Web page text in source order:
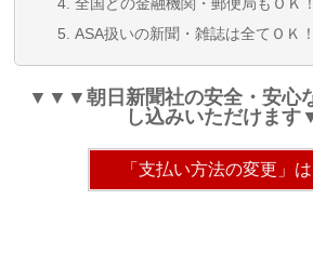
ASA扱いの新聞・雑誌は全てＯＫ！
▼▼▼朝日新聞社の安全・安心
し込みいただけま
「支払い方法の変更」